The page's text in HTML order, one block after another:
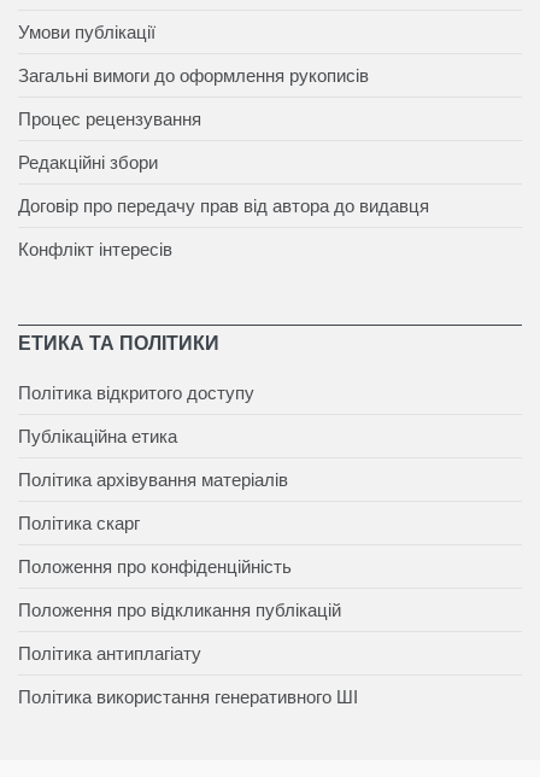
Умови публікації
Загальні вимоги до оформлення рукописів
Процес рецензування
Редакційні збори
Договір про передачу прав від автора до видавця
Конфлікт інтересів
ЕТИКА ТА ПОЛІТИКИ
Політика відкритого доступу
Публікаційна етика
Політика архівування матеріалів
Політика скарг
Положення про конфіденційність
Положення про відкликання публікацій
Політика антиплагіату
Політика використання генеративного ШІ